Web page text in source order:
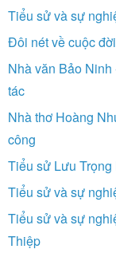
Tiểu sử và sự
Đôi nét về cuộc
Nhà văn Bảo
tác
Nhà thơ Hoàng
công
Tiểu sử Lưu
Tiểu sử và sự
Tiểu sử và sự
Thiệp